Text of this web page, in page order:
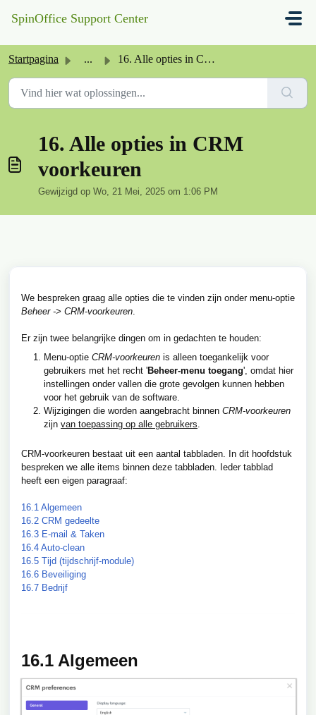
SpinOffice Support Center
Startpagina ... 16. Alle opties in CRM voorkeuren
16. Alle opties in CRM
voorkeuren
Gewijzigd op Wo, 21 Mei, 2025 om 1:06 PM
We bespreken graag alle opties die te vinden zijn onder menu-optie
Beheer -> CRM-voorkeuren.
Er zijn twee belangrijke dingen om in gedachten te houden:
Menu-optie CRM-voorkeuren is alleen toegankelijk voor
gebruikers met het recht 'Beheer-menu toegang', omdat hier
instellingen onder vallen die grote gevolgen kunnen hebben
voor het gebruik van de software.
Wijzigingen die worden aangebracht binnen CRM-voorkeuren
zijn van toepassing op alle gebruikers.
CRM-voorkeuren bestaat uit een aantal tabbladen. In dit hoofdstuk
bespreken we alle items binnen deze tabbladen. Ieder tabblad
heeft een eigen paragraaf:
16.1 Algemeen
16.2 CRM gedeelte
16.3 E-mail & Taken
16.4 Auto-clean
16.5 Tijd (tijdschrijf-module)
16.6 Beveiliging
16.7 Bedrijf
16.1 Algemeen